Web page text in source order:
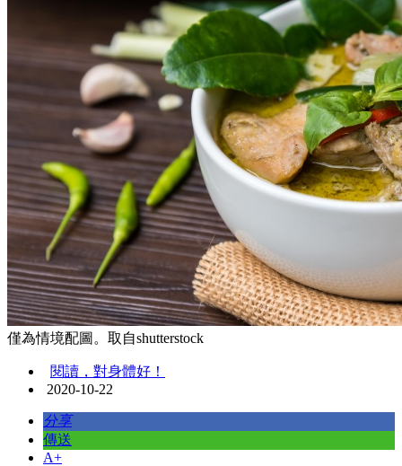
僅為情境配圖。取自shutterstock
閱讀，對身體好！
2020-10-22
分享
傳送
A+